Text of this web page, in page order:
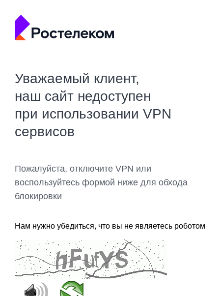
Уважаемый клиент,
наш сайт недоступен
при использовании VPN
сервисов
Пожалуйста, отключите VPN или
воспользуйтесь формой ниже для обхода
блокировки
Нам нужно убедиться, что вы не являетесь роботом